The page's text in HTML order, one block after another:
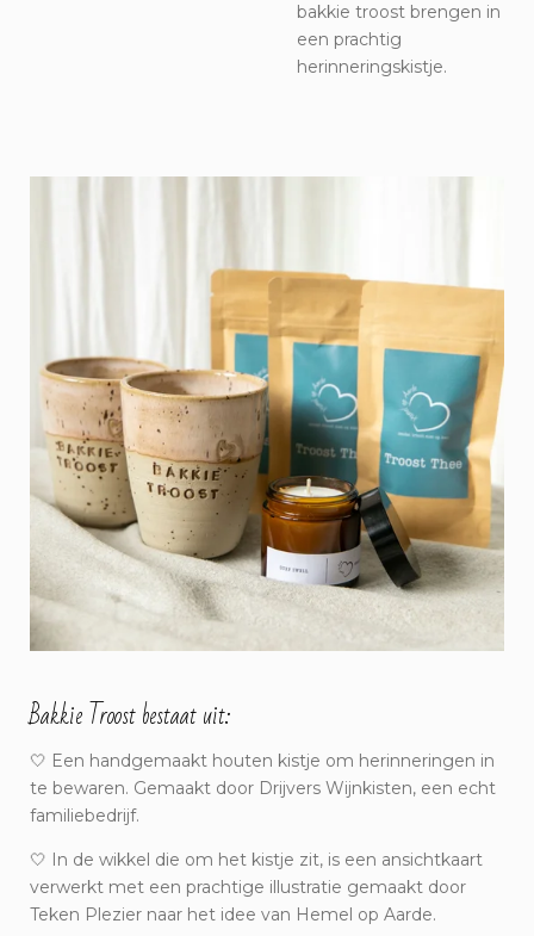
bakkie troost brengen in
een prachtig
herinneringskistje.
Bakkie Troost bestaat uit:
🤍 Een handgemaakt houten kistje om herinneringen in
te bewaren. Gemaakt door Drijvers Wijnkisten, een echt
familiebedrijf.
🤍 In de wikkel die om het kistje zit, is een ansichtkaart
verwerkt met een prachtige illustratie gemaakt door
Teken Plezier naar het idee van Hemel op Aarde.